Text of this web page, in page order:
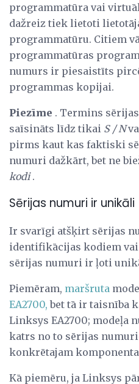
programmatūra vai
dažreiz tiek lietoti
programmatūru. Citiem
programmatūras
numurs ir piesaistīts
programmas kopijai.
Piezīme . Termins
saīsināts līdz tikai S / N
pirms kaut kas faktiski
numuri dažkārt, bet ne
kodi.
Sērijas numuri ir unikāli
Ir svarīgi atšķirt sērijas
identifikācijas kodiem
sērijas numuri ir ļoti
Piemēram, maršruta
EA2700, bet tā ir taisnība
Linksys EA2700; modeļa
katrs no to sērijas
konkrētajam
Kā piemēru, ja Linksys